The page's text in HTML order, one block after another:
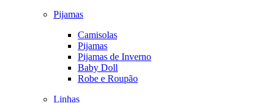
Pijamas
Camisolas
Pijamas
Pijamas de Inverno
Baby Doll
Robe e Roupão
Linhas